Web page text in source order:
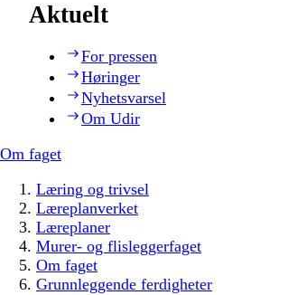
Aktuelt
For pressen
Høringer
Nyhetsvarsel
Om Udir
Om faget
Læring og trivsel
Læreplanverket
Læreplaner
Murer- og flisleggerfaget
Om faget
Grunnleggende ferdigheter